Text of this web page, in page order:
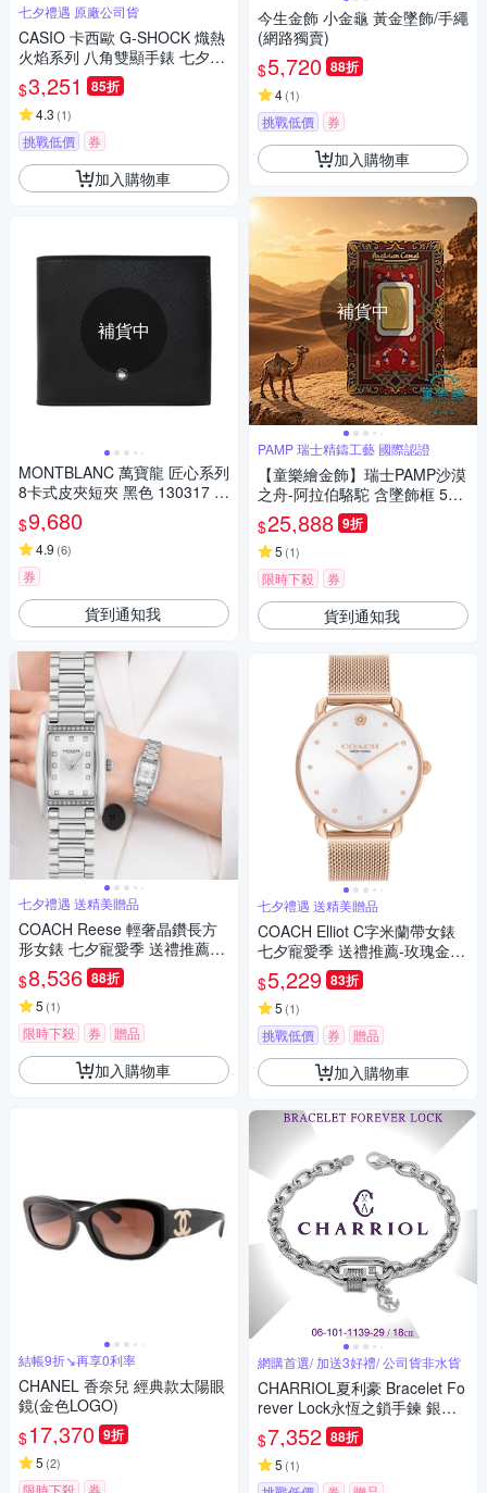
七夕禮遇 原廠公司貨
CASIO 卡西歐 G-SHOCK 熾熱
火焰系列 八角雙顯手錶 七夕寵
愛季 送禮推薦 GA-2100FL-8A
$3,251 85折
4.3 (1)
挑戰低價 券
加入購物車
補貨中
MONTBLANC 萬寶龍 匠心系列
8卡式皮夾短夾 黑色 130317 B
$9,680
4.9 (6)
券
貨到通知我
七夕禮遇 送精美贈品
COACH Reese 輕奢晶鑽長方
形女錶 七夕寵愛季 送禮推薦-2
0x30mm CO14504587
$8,536 88折
5 (1)
限時下殺 券 贈品
加入購物車
結帳9折↘再享0利率
CHANEL 香奈兒 經典款太陽眼
鏡(金色LOGO)
$17,370 9折
5 (2)
今生金飾 小金龜 黃金墜飾/手繩
(網路獨賣)
$5,720 88折
4(1)
挑戰低價 券
加入購物車
補貨中
PAMP 瑞士精鑄工藝 國際認證
【童樂繪金飾】瑞士PAMP沙漠
之舟-阿拉伯駱駝 含墜飾框 5g
黃金條塊 5公克 國際LBMA認證
$25,888 9折
5 (1)
限時下殺 券
貨到通知我
七夕禮遇 送精美贈品
COACH Elliot C字米蘭帶女錶
七夕寵愛季 送禮推薦-玫瑰金/3
6mm CO14504209
$5,229 83折
5 (1)
挑戰低價 券 贈品
加入購物車
網購首選/ 加送3好禮/ 公司貨非水貨
CHARRIOL夏利豪 Bracelet Fo
rever Lock永恆之鎖手鍊 銀色1
8cm款 C6(06-101-1139-29)
$7,352 88折
5 (1)